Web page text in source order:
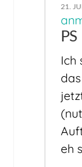
21.
PS
Ich
eh